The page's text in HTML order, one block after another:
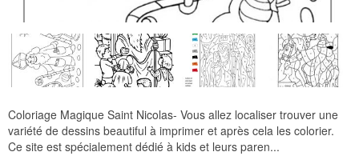
Coloriage Magique Saint Nicolas- Vous allez localiser trouver une
variété de dessins beautiful à imprimer et après cela les colorier.
Ce site est spécialement dédié à kids et leurs paren...